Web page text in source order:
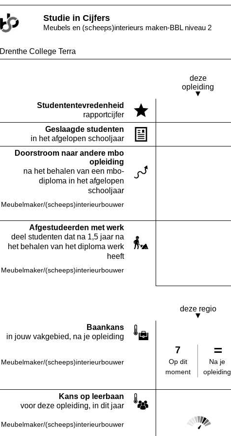
Studie in Cijfers
Meubels en (scheeps)interieurs maken-BBL niveau 2
Drenthe College Terra
deze
opleiding
Studenten­tevredenheid
rapportcijfer
Geslaagde studenten
in het afgelopen schooljaar
Doorstroom naar andere mbo
opleiding
na het behalen van een mbo-
diploma in het afgelopen
schooljaar
Meubelmaker/(scheeps)interieurbouwer
Af­gestudeerden met werk
deel studenten dat na 1,5 jaar na
het behalen van het diploma werk
heeft
Meubelmaker/(scheeps)interieurbouwer
deze regio
Baankans
in jouw vakgebied, na je opleiding
Meubelmaker/(scheeps)interieurbouwer
7
Op dit
moment
Na je
opleiding
Kans op leerbaan
voor deze opleiding, in dit jaar
Meubelmaker/(scheeps)interieurbouwer Deze regio:
Score: 4 van 5